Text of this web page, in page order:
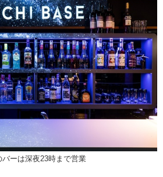
ーは深夜23時まで営業